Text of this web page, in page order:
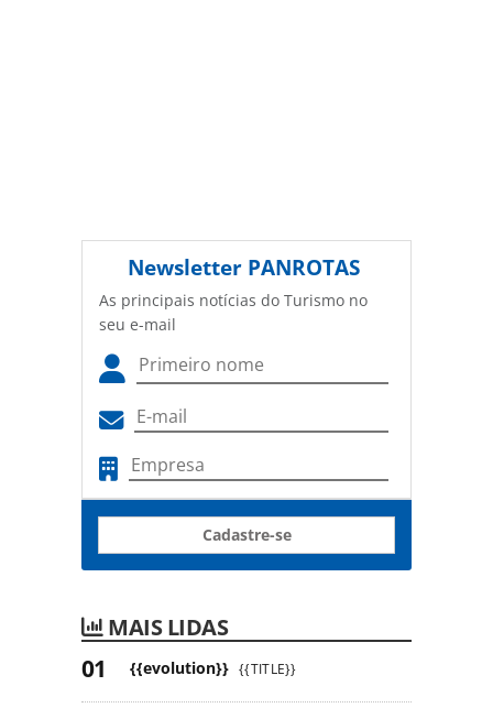
Newsletter PANROTAS
As principais notícias do Turismo no
seu e-mail
Cadastre-se
MAIS LIDAS
{{evolution}} {{TITLE}}